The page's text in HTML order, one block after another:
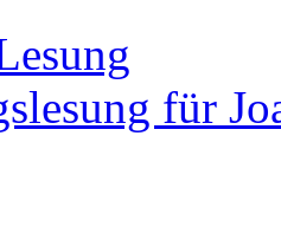
für